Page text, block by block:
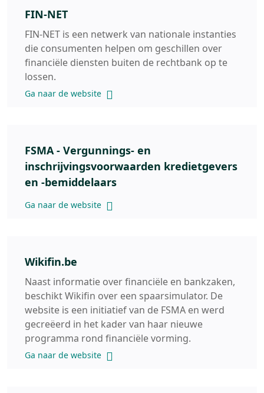
FIN-NET
FIN-NET is een netwerk van nationale instanties
die consumenten helpen om geschillen over
financiële diensten buiten de rechtbank op te
lossen.
Ga naar de website
FSMA - Vergunnings- en
inschrijvingsvoorwaarden kredietgevers
en -bemiddelaars
Ga naar de website
Wikifin.be
Naast informatie over financiële en bankzaken,
beschikt Wikifin over een spaarsimulator. De
website is een initiatief van de FSMA en werd
gecreëerd in het kader van haar nieuwe
programma rond financiële vorming.
Ga naar de website